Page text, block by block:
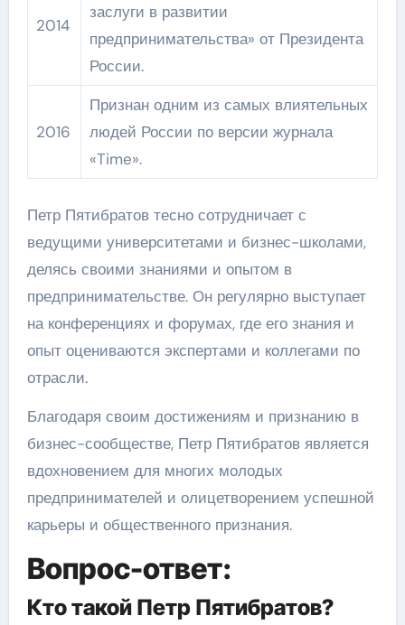
2014
заслуги в развитии
предпринимательства» от Президента
России.
2016
Признан одним из самых влиятельных
людей России по версии журнала
«Time».
Петр Пятибратов тесно сотрудничает с
ведущими университетами и бизнес-школами,
делясь своими знаниями и опытом в
предпринимательстве. Он регулярно выступает
на конференциях и форумах, где его знания и
опыт оцениваются экспертами и коллегами по
отрасли.
Благодаря своим достижениям и признанию в
бизнес-сообществе, Петр Пятибратов является
вдохновением для многих молодых
предпринимателей и олицетворением успешной
карьеры и общественного признания.
Вопрос-ответ:
Кто такой Петр Пятибратов?